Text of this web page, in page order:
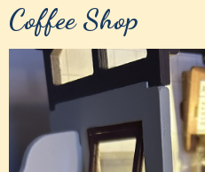
Coffee Shop